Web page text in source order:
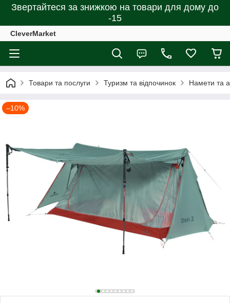
Звертайтеся за знижкою на товари для дому до
-15
CleverMarket
Товари та послуги Туризм та відпочинок Намети та
–10%